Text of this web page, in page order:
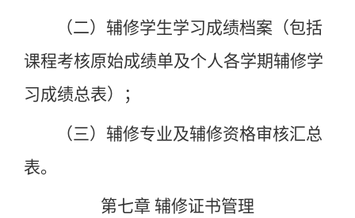
（二）辅修学生学习成绩档案（包括
课程考核原始成绩单及个人各学期辅修学
习成绩总表）；
（三）辅修专业及辅修资格审核汇总
表。
第七章 辅修证书管理